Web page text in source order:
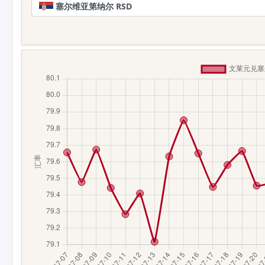
塞尔维亚第纳尔 RSD